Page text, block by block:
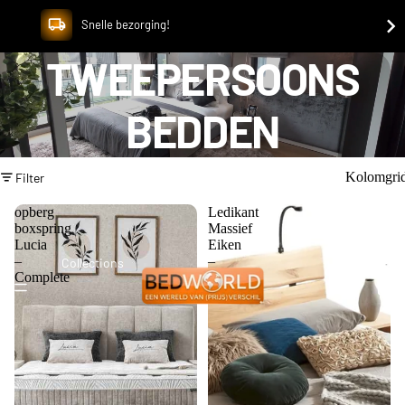
Snelle bezorging!
Collections
TWEEPERSOONS
BEDDEN
Filter
opberg
boxspring
Lucia
–
Complete
Ledikant
Massief
Eiken
–
Rough